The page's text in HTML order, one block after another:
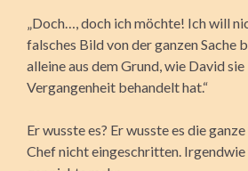
„Doch…, doch ich möchte! Ich will
falsches Bild von der ganzen Sache
alleine aus dem Grund, wie David
Vergangenheit behandelt hat.“
Er wusste es? Er wusste es die
Chef nicht eingeschritten.